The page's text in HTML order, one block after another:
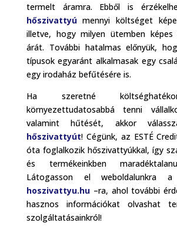
termelt áramra. Ebből is
hőszivattyúmennyi költséget
illetve, hogy milyen ütemben képes
árát. További hatalmas előnyük,
típusok egyaránt alkalmasak egy
egy irodaház befűtésére is.
Ha szeretné
környezettudatosabbá tenni
valamint hűtését, akkor
hőszivattyút! Cégünk, az ESTÉ
óta foglalkozik hőszivattyúkkal, így
és termékeinkben
Látogasson el weboldalunkra
hoszivattyu.hu–ra, ahol további
hasznos információkat olvashat
szolgáltatásainkról!